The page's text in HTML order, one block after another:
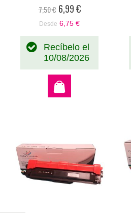
7,50 € Precio
6,99 €
Desde 6,75 €
Recíbelo el
10/08/2026